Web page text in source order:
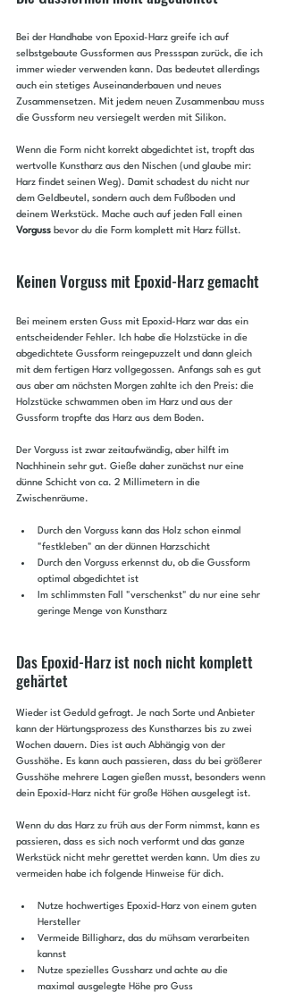
Bei der Handhabe von Epoxid-Harz greife ich auf
selbstgebaute Gussformen aus Pressspan zurück, die ich
immer wieder verwenden kann. Das bedeutet allerdings
auch ein stetiges Auseinanderbauen und neues
Zusammensetzen. Mit jedem neuen Zusammenbau muss
die Gussform neu versiegelt werden mit Silikon.
Wenn die Form nicht korrekt abgedichtet ist, tropft das
wertvolle Kunstharz aus den Nischen (und glaube mir:
Harz findet seinen Weg). Damit schadest du nicht nur
dem Geldbeutel, sondern auch dem Fußboden und
deinem Werkstück. Mache auch auf jeden Fall einen
Vorguss bevor du die Form komplett mit Harz füllst.
Keinen Vorguss mit Epoxid-Harz gemacht
Bei meinem ersten Guss mit Epoxid-Harz war das ein
entscheidender Fehler. Ich habe die Holzstücke in die
abgedichtete Gussform reingepuzzelt und dann gleich
mit dem fertigen Harz vollgegossen. Anfangs sah es gut
aus aber am nächsten Morgen zahlte ich den Preis: die
Holzstücke schwammen oben im Harz und aus der
Gussform tropfte das Harz aus dem Boden.
Der Vorguss ist zwar zeitaufwändig, aber hilft im
Nachhinein sehr gut. Gieße daher zunächst nur eine
dünne Schicht von ca. 2 Millimetern in die
Zwischenräume.
Durch den Vorguss kann das Holz schon einmal
"festkleben" an der dünnen Harzschicht
Durch den Vorguss erkennst du, ob die Gussform
optimal abgedichtet ist
Im schlimmsten Fall "verschenkst" du nur eine sehr
geringe Menge von Kunstharz
Das Epoxid-Harz ist noch nicht komplett
gehärtet
Wieder ist Geduld gefragt. Je nach Sorte und Anbieter
kann der Härtungsprozess des Kunstharzes bis zu zwei
Wochen dauern. Dies ist auch Abhängig von der
Gusshöhe. Es kann auch passieren, dass du bei größerer
Gusshöhe mehrere Lagen gießen musst, besonders wenn
dein Epoxid-Harz nicht für große Höhen ausgelegt ist.
Wenn du das Harz zu früh aus der Form nimmst, kann es
passieren, dass es sich noch verformt und das ganze
Werkstück nicht mehr gerettet werden kann. Um dies zu
vermeiden habe ich folgende Hinweise für dich.
Nutze hochwertiges Epoxid-Harz von einem guten
Hersteller
Vermeide Billigharz, das du mühsam verarbeiten
kannst
Nutze spezielles Gussharz und achte au die
maximal ausgelegte Höhe pro Guss